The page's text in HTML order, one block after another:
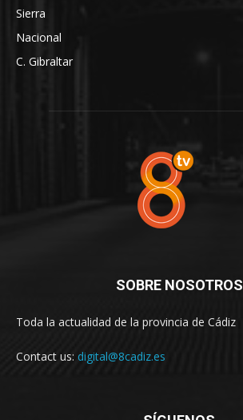
Sierra
Nacional
C. Gibraltar
SOBRE NOSOTROS
Toda la actualidad de la provincia de Cádiz
Contact us: digital@8cadiz.es